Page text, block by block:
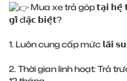
Mua xe trả góp 𝘁𝗮̣𝗶
𝗴𝗶̀ đ𝗮̣̆𝗰 𝗯𝗶𝗲̣̂𝘁?
1. Luôn cung cấp mức 𝗹𝗮̃𝗶
2. Thời gian linh hoạt: Trả